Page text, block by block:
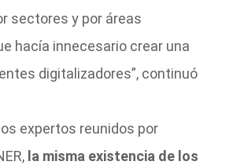
sectores y por áreas
hacía innecesario crear una
digitalizadores”, continuó
expertos reunidos por
la misma existencia de los